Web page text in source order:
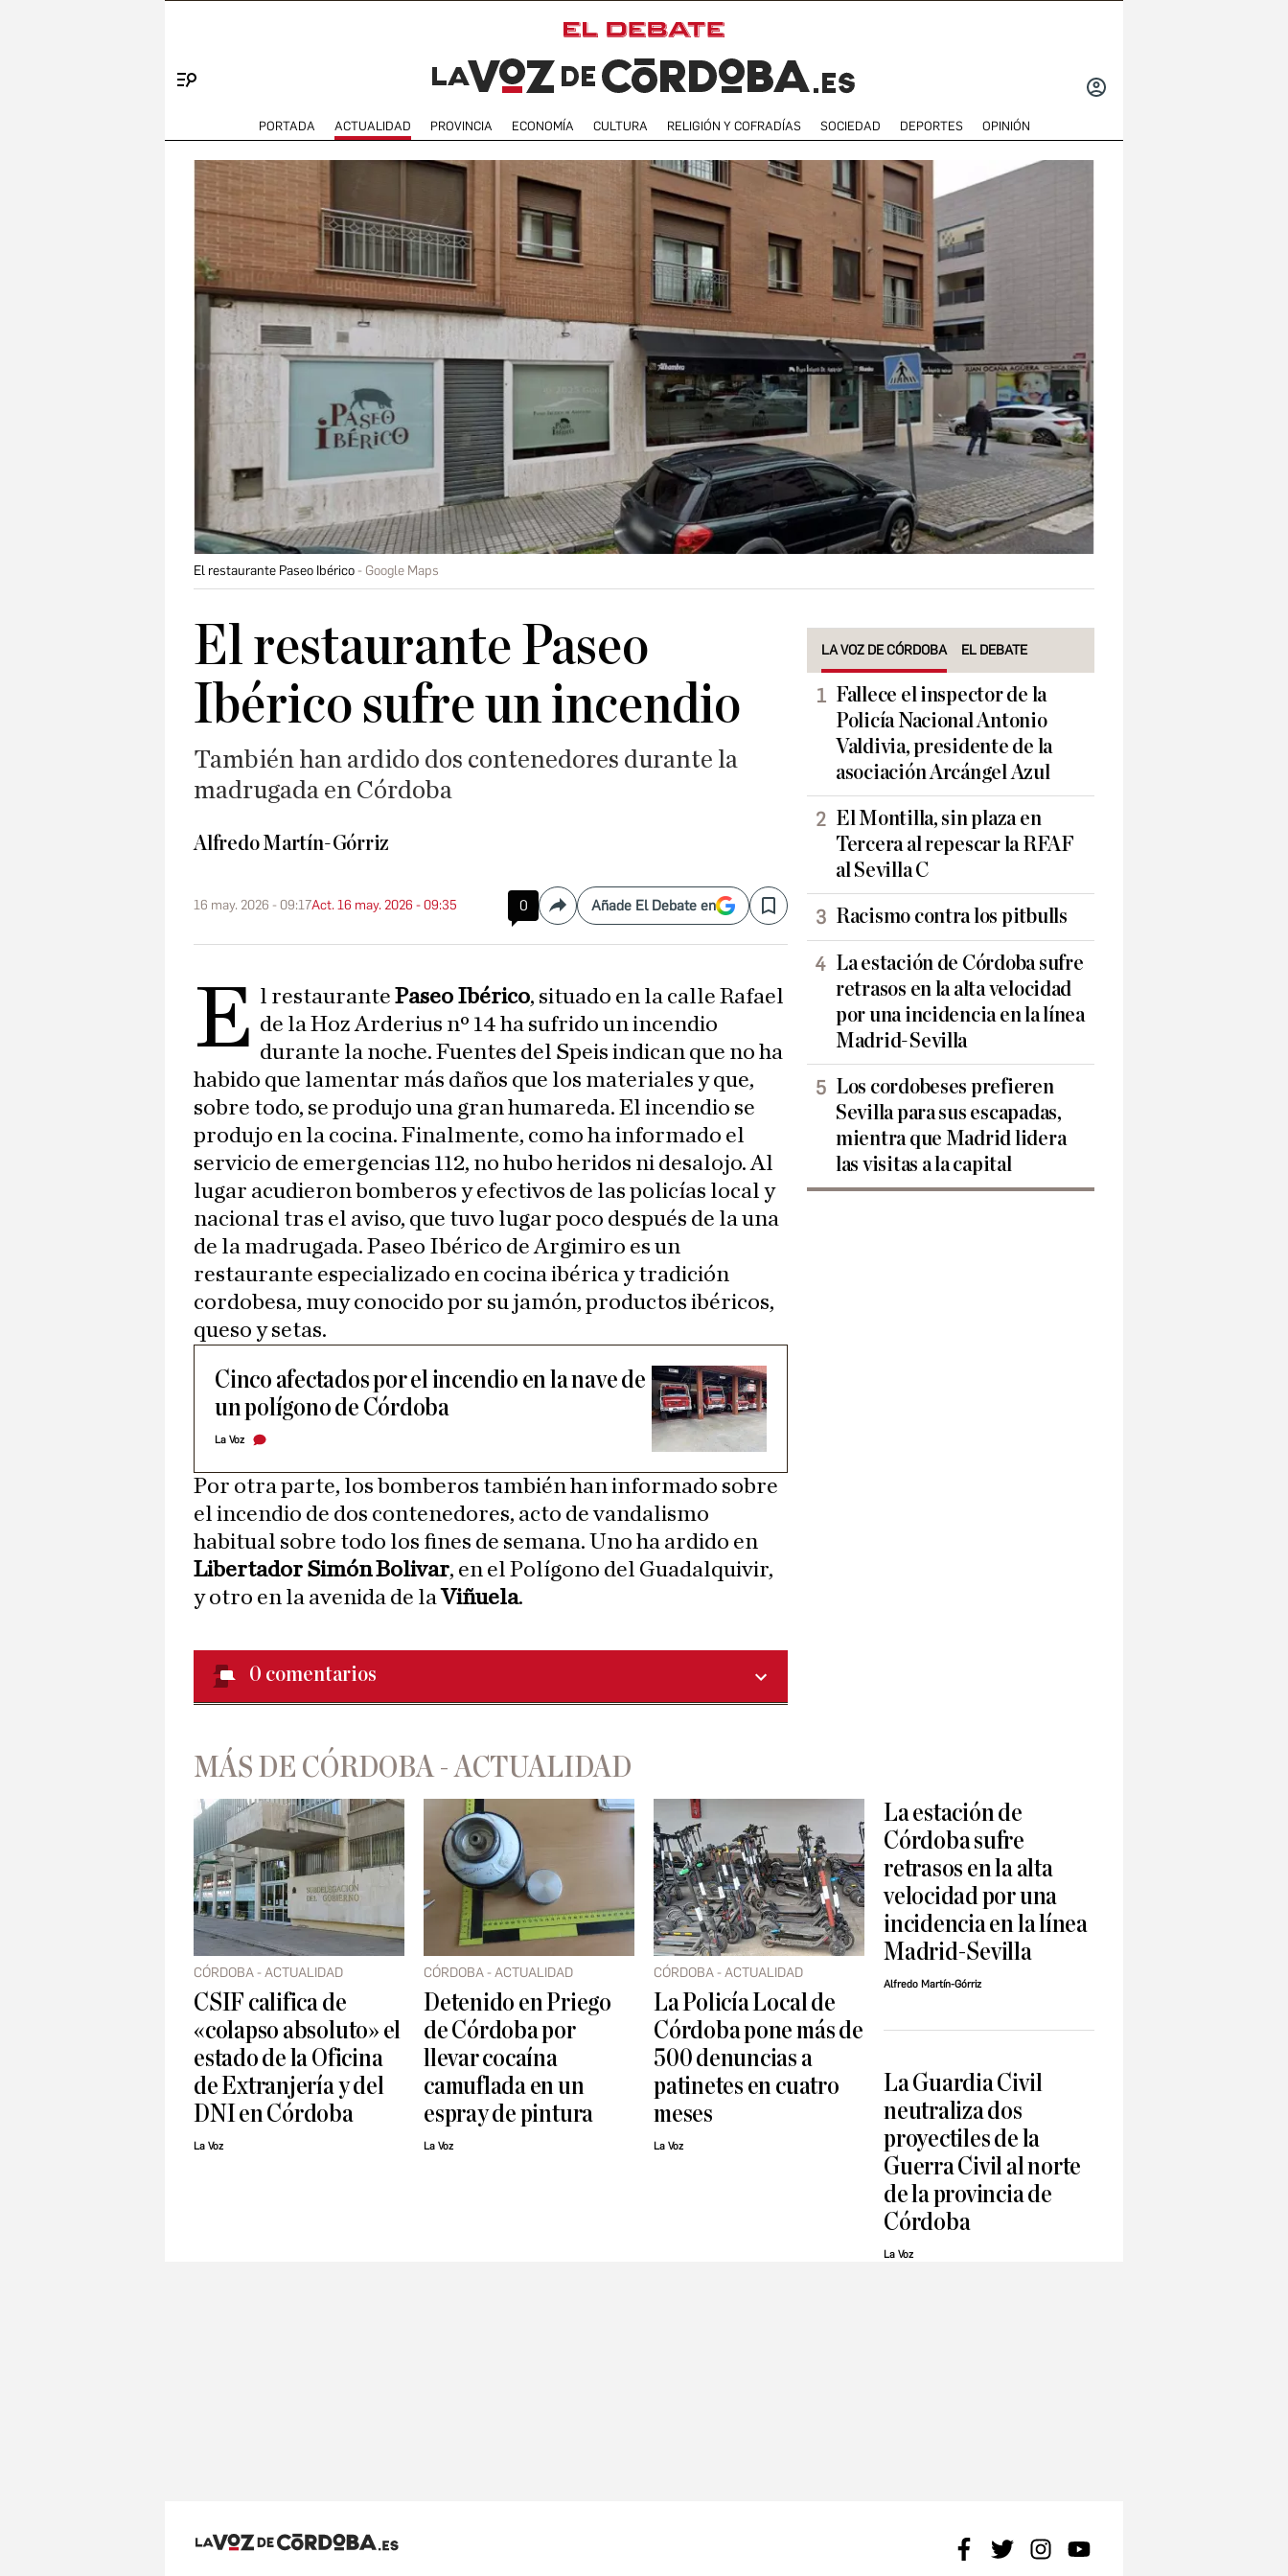
PORTADA ACTUALIDAD PROVINCIA ECONOMÍA CULTURA RELIGIÓN Y COFRADÍAS SOCIEDAD DEPORTES OPINIÓN
El restaurante Paseo Ibérico Google Maps
El restaurante Paseo
Ibérico sufre un incendio
También han ardido dos contenedores durante la
madrugada en Córdoba
Alfredo Martín-Górriz
16 may. 2026 - 09:17Act. 16 may. 2026 - 09:35 0 CompartirAñade El Debate en Save
E l restaurantePaseo Ibérico, situado en la calle Rafael
de la Hoz Arderius nº 14 ha sufrido un incendio
durante la noche. Fuentes del Speis indican que no ha
habido que lamentar más daños que los materiales y que,
sobre todo, se produjo una gran humareda. El incendio se
produjo en la cocina. Finalmente, como ha informado el
servicio de emergencias 112, no hubo heridos ni desalojo. Al
lugar acudieron bomberos y efectivos de las policías local y
nacional tras el aviso, que tuvo lugar poco después de la una
de la madrugada. Paseo Ibérico de Argimiro es un
restaurante especializado en cocina ibérica y tradición
cordobesa, muy conocido por su jamón, productos ibéricos,
queso y setas.
Cinco afectados por el incendio en la nave de
un polígono de Córdoba
La Voz
Por otra parte, los bomberos también han informado sobre
el incendio de dos contenedores, acto de vandalismo
habitual sobre todo los fines de semana. Uno ha ardido en
Libertador Simón Bolivar, en el Polígono del Guadalquivir,
y otro en la avenida de laViñuela.
0 comentarios
LA VOZ DE CÓRDOBA EL DEBATE
Fallece el inspector de la
Policía Nacional Antonio
Valdivia, presidente de la
asociación Arcángel Azul
El Montilla, sin plaza en
Tercera al repescar la RFAF
al Sevilla C
Racismo contra los pitbulls
La estación de Córdoba sufre
retrasos en la alta velocidad
por una incidencia en la línea
Madrid-Sevilla
Los cordobeses prefieren
Sevilla para sus escapadas,
mientra que Madrid lidera
las visitas a la capital
MÁS DE CÓRDOBA - ACTUALIDAD
CÓRDOBA - ACTUALIDAD
CSIF califica de
«colapso absoluto» el
estado de la Oficina
de Extranjería y del
DNI en Córdoba
La Voz
CÓRDOBA - ACTUALIDAD
Detenido en Priego
de Córdoba por
llevar cocaína
camuflada en un
espray de pintura
La Voz
CÓRDOBA - ACTUALIDAD
La Policía Local de
Córdoba pone más de
500 denuncias a
patinetes en cuatro
meses
La Voz
La estación de
Córdoba sufre
retrasos en la alta
velocidad por una
incidencia en la línea
Madrid-Sevilla
Alfredo Martín-Górriz
La Guardia Civil
neutraliza dos
proyectiles de la
Guerra Civil al norte
de la provincia de
Córdoba
La Voz